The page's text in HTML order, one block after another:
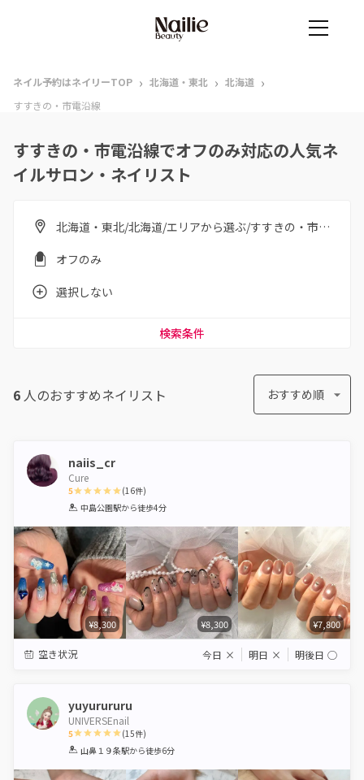
ネイル予約はネイリーTOP › 北海道・東北 › 北海道 ›
すすきの・市電沿線
すすきの・市電沿線でオフのみ対応の人気ネ
イルサロン・ネイリスト
北海道・東北/北海道/エリアから選ぶ/すすきの・市電沿線
オフのみ
選択しない
検索条件
6 人のおすすめネイリスト おすすめ順
naiis_cr
Cure
5
1 2 3 4 5
(16件)
中島公園駅から徒歩4分
¥8,300 ¥8,300 ¥7,800
空き状況 今日 × 明日 × 明後日 ◯
yuyurururu
UNIVERSEnail
5
1 2 3 4 5
(15件)
山鼻１９条駅から徒歩6分